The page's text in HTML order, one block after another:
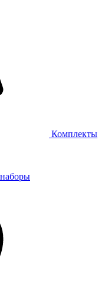
Комплекты